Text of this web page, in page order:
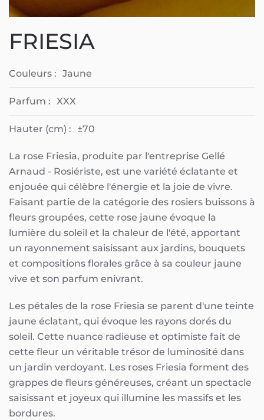
FRIESIA
Couleurs : Jaune
Parfum : XXX
Hauter (cm) : ±70
La rose Friesia, produite par l'entreprise Gellé
Arnaud - Rosiériste, est une variété éclatante et
enjouée qui célèbre l'énergie et la joie de vivre.
Faisant partie de la catégorie des rosiers buissons à
fleurs groupées, cette rose jaune évoque la
lumière du soleil et la chaleur de l'été, apportant
un rayonnement saisissant aux jardins, bouquets
et compositions florales grâce à sa couleur jaune
vive et son parfum enivrant.
Les pétales de la rose Friesia se parent d'une teinte
jaune éclatant, qui évoque les rayons dorés du
soleil. Cette nuance radieuse et optimiste fait de
cette fleur un véritable trésor de luminosité dans
un jardin verdoyant. Les roses Friesia forment des
grappes de fleurs généreuses, créant un spectacle
saisissant et joyeux qui illumine les massifs et les
bordures.